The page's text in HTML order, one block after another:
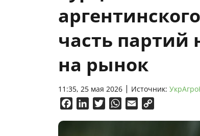
часть партий
на рынок
11:35, 25 мая 2026 Источник:
FacebookLinkedInTwitterWhatsApp
Email